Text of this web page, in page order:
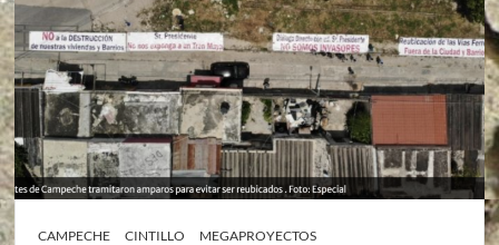
CAMPECHE CINTILLO
MEGAPROYECTOS